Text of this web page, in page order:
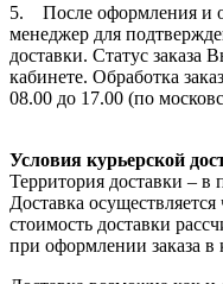
5. После оформления и
менеджер для
доставки. Статус заказа
кабинете. Обработка
08.00 до 17.00 (по
Условия курьерской
Территория доставки – в
Доставка
стоимость доставки
при оформлении заказа в